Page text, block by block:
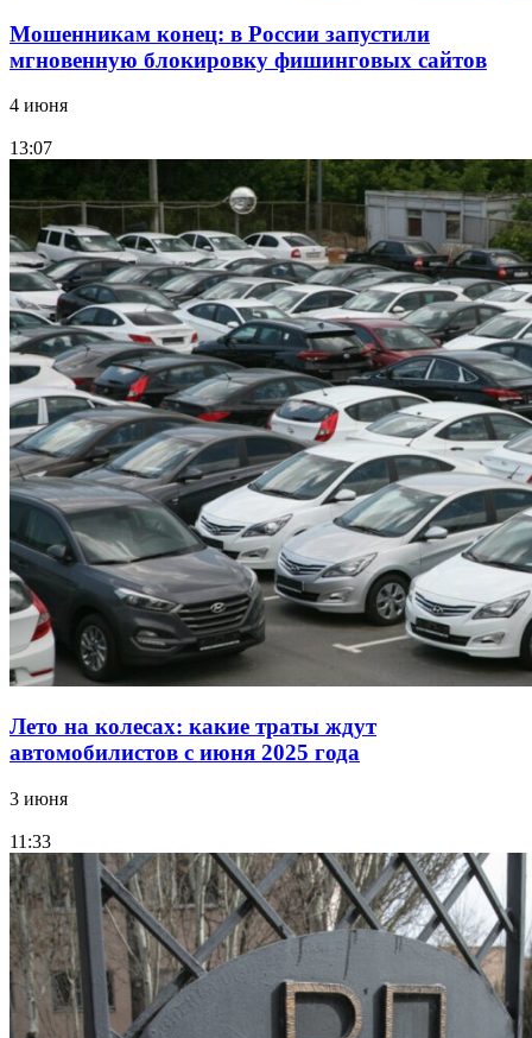
Мошенникам конец: в России запустили
мгновенную блокировку фишинговых сайтов
4 июня
13:07
Лето на колесах: какие траты ждут
автомобилистов с июня 2025 года
3 июня
11:33